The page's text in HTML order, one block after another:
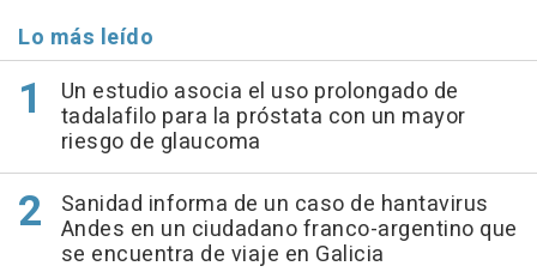
Lo más leído
Un estudio asocia el uso prolongado de
tadalafilo para la próstata con un mayor
riesgo de glaucoma
Sanidad informa de un caso de hantavirus
Andes en un ciudadano franco-argentino que
se encuentra de viaje en Galicia